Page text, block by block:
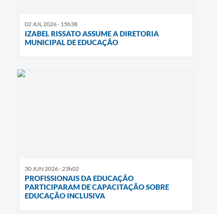
02 JUL 2026 - 15h38
IZABEL RISSATO ASSUME A DIRETORIA
MUNICIPAL DE EDUCAÇÃO
30 JUN 2026 - 23h02
PROFISSIONAIS DA EDUCAÇÃO
PARTICIPARAM DE CAPACITAÇÃO SOBRE
EDUCAÇÃO INCLUSIVA